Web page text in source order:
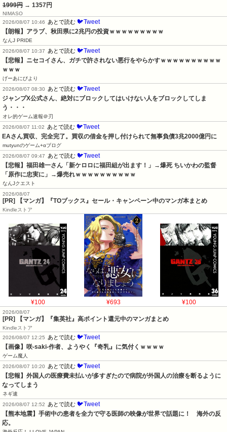
1999円 → 1357円
NIMASO
2026/08/07 10:46
あとで読む 🐦Tweet
【朗報】アラブ、秋田県に2兆円の投資ｗｗｗｗｗｗｗｗｗ
なんJ PRIDE
2026/08/07 10:37
あとで読む 🐦Tweet
【悲報】ニセコイさん、ガチで許されない悪行をやらかすｗｗｗｗｗｗｗｗｗｗ
ｗｗｗ
げーあにびより
2026/08/07 08:30
あとで読む 🐦Tweet
ジャンプX公式さん、絶対にブロックしてはいけない人をブロックしてしま
う・・・
オレ的ゲーム速報＠刃
2026/08/07 11:02
あとで読む 🐦Tweet
EAさん買収、完全完了。買収の借金を押し付けられて無事負債3兆2000億円に
mutyunのゲーム+αブログ
2026/08/07 09:47
あとで読む 🐦Tweet
【悲報】福田雄一さん「新ケロロに福田組が出ます！」→爆死 ちいかわの監督
「原作に忠実に」→爆売れｗｗｗｗｗｗｗｗｗｗ
なんJクエスト
2026/08/07
[PR] 【マンガ】『TOブックス』セール・キャンペーン中のマンガ本まとめ
Kindleストア
¥100 ¥693 ¥100
2026/08/07
[PR] 【マンガ】『集英社』高ポイント還元中のマンガまとめ
Kindleストア
2026/08/07 12:25
あとで読む 🐦Tweet
【画像】咲-saki-作者、ようやく『奇乳』に気付くｗｗｗｗ
ゲーム魔人
2026/08/07 10:20
あとで読む 🐦Tweet
【悲報】外国人の医療費未払いが多すぎたので病院が外国人の治療を断るように
なってしまう
ネギ速
2026/08/07 12:52
あとで読む 🐦Tweet
【熊本地震】手術中の患者を全力で守る医師の映像が世界で話題に！　海外の反
応。